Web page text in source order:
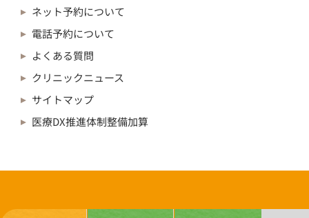
ネット予約について
電話予約について
よくある質問
クリニックニュース
サイトマップ
医療DX推進体制整備加算